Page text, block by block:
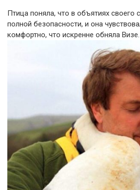
Птица поняла, что в объятиях своего
полной безопасности, и она
комфортно, что искренне обняла Визе.